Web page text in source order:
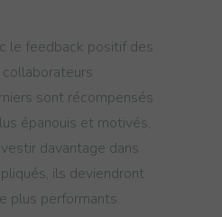
le feedback positif des
sont récompensés
épanouis et motivés,
davantage dans
ils deviendront
plus performants.